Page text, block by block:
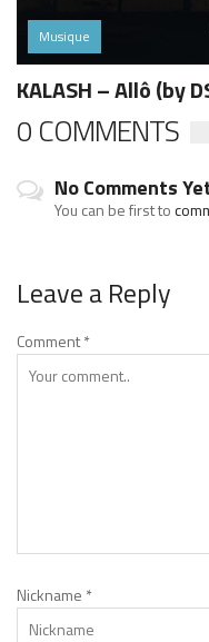
Musique
KALASH – Allô (by
0 COMMENTS
No Comments
You can be first to
Leave a Reply
Comment*
Nickname *